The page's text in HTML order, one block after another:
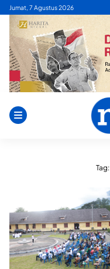
Skip
content
Jumat, 7 Agustus 2026
Tag: